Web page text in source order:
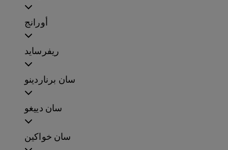
أورانج
ريفرسايد
سان برناردينو
سان دييغو
سان خواكين